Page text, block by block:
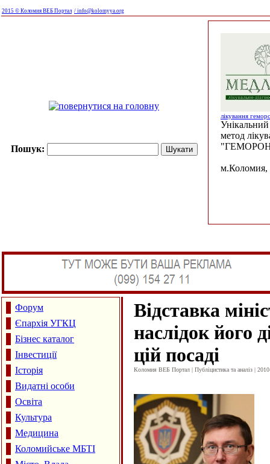
2015 © Коломия ВЕБ Портал / info@kolomyya.org
Пошук:
лікування
Унікальний
метод
м.Коломия,
Форум
Єпархія УГКЦ
Бізнес каталог
Інвестиції
Історія
Видатні особи
Освіта
Культура
Медицина
Коломийське МБТІ
Відставка
наслідок його
цій посаді
Коломия ВЕБ Портал | Публіцистика та аналіз |